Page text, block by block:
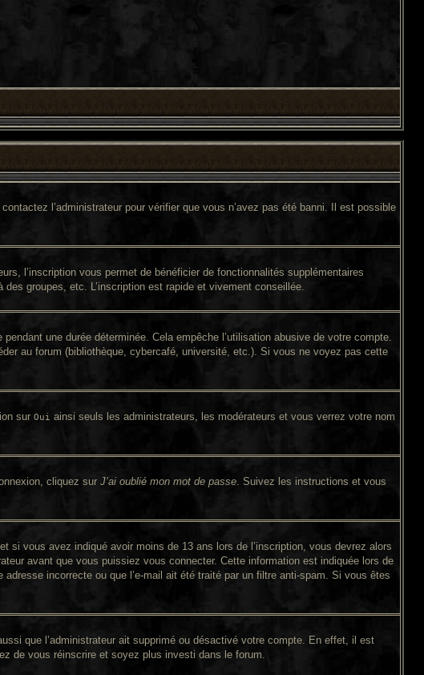
l’administrateur pour vérifier que vous n’avez pas été banni. Il est possible
l’inscription vous permet de bénéficier de fonctionnalités supplémentaires
groupes, etc. L’inscription est rapide et vivement conseillée.
une durée déterminée. Cela empêche l’utilisation abusive de votre compte.
au forum (bibliothèque, cybercafé, université, etc.). Si vous ne voyez pas cette
sur Oui ainsi seuls les administrateurs, les modérateurs et vous verrez votre nom
cliquez sur J’ai oublié mon mot de passe. Suivez les instructions et vous
vous avez indiqué avoir moins de 13 ans lors de l’inscription, vous devrez alors
avant que vous puissiez vous connecter. Cette information est indiquée lors de
incorrecte ou que l’e-mail ait été traité par un filtre anti-spam. Si vous êtes
que l’administrateur ait supprimé ou désactivé votre compte. En effet, il est
de vous réinscrire et soyez plus investi dans le forum.